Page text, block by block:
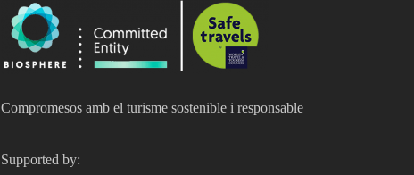
Compromesos amb el turisme sostenible i responsable
Supported by: